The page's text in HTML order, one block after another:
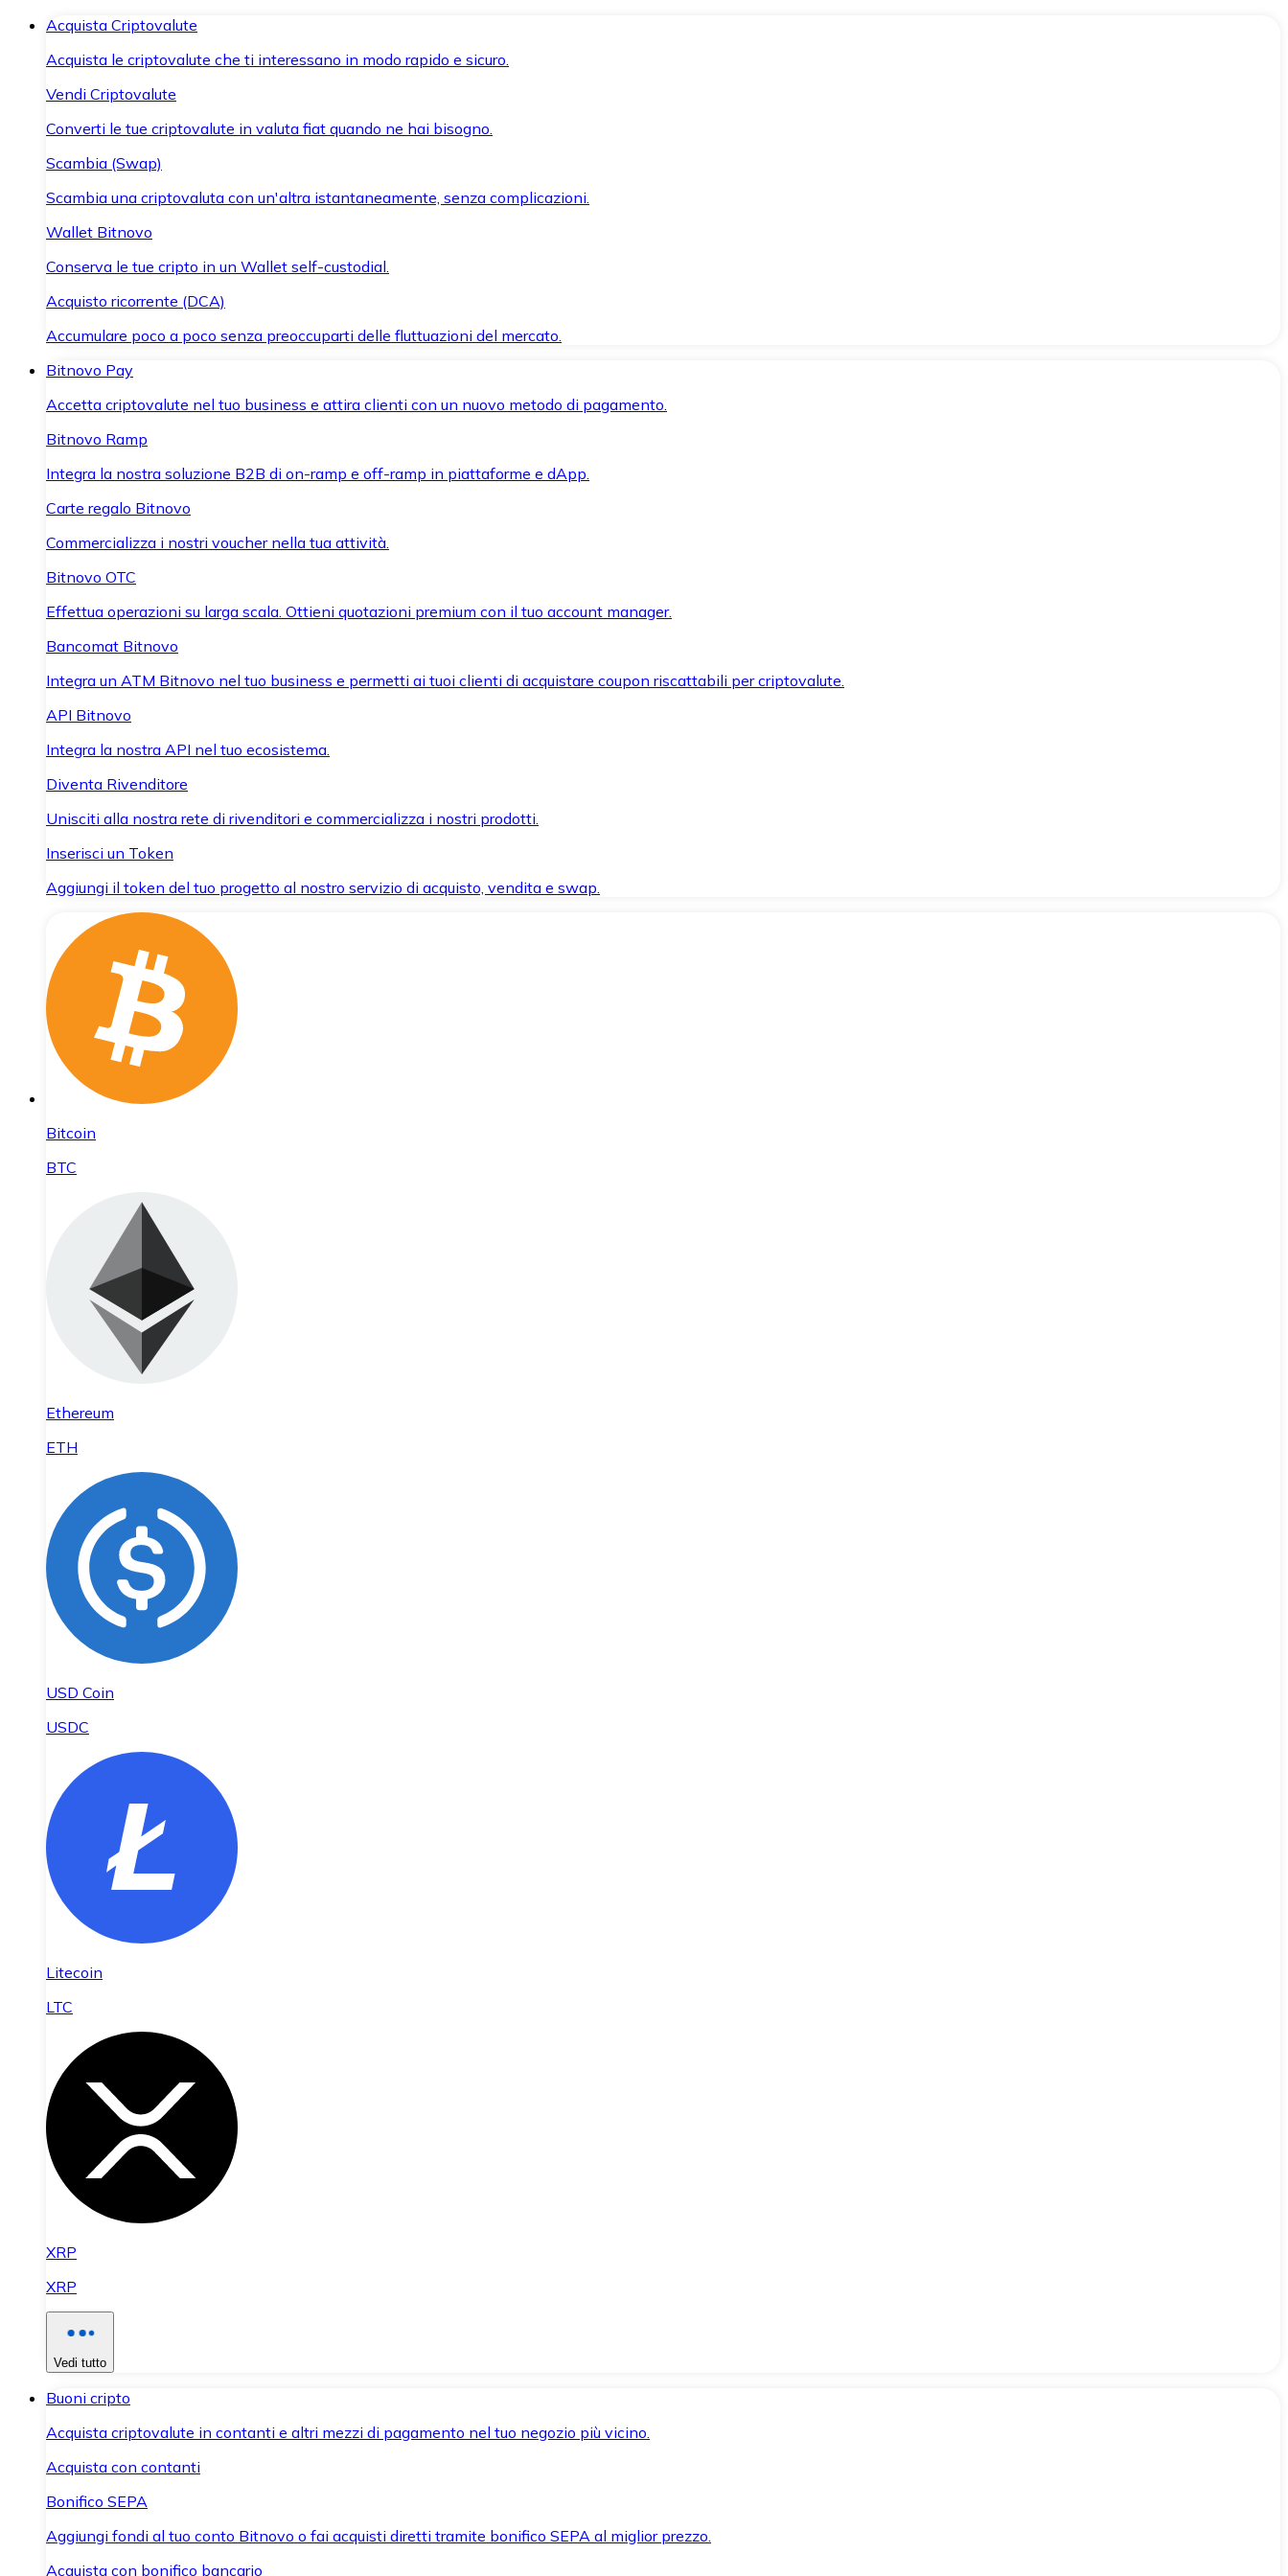
Acquista Criptovalute
Acquista le criptovalute che ti interessano in modo rapido e sicuro.
Vendi Criptovalute
Converti le tue criptovalute in valuta fiat quando ne hai bisogno.
Scambia (Swap)
Scambia una criptovaluta con un'altra istantaneamente, senza complicazioni.
Wallet Bitnovo
Conserva le tue cripto in un Wallet self-custodial.
Acquisto ricorrente (DCA)
Accumulare poco a poco senza preoccuparti delle fluttuazioni del mercato.
Bitnovo Pay
Accetta criptovalute nel tuo business e attira clienti con un nuovo metodo di pagamento.
Bitnovo Ramp
Integra la nostra soluzione B2B di on-ramp e off-ramp in piattaforme e dApp.
Carte regalo Bitnovo
Commercializza i nostri voucher nella tua attività.
Bitnovo OTC
Effettua operazioni su larga scala. Ottieni quotazioni premium con il tuo account manager.
Bancomat Bitnovo
Integra un ATM Bitnovo nel tuo business e permetti ai tuoi clienti di acquistare coupon riscattabili per criptovalute.
API Bitnovo
Integra la nostra API nel tuo ecosistema.
Diventa Rivenditore
Unisciti alla nostra rete di rivenditori e commercializza i nostri prodotti.
Inserisci un Token
Aggiungi il token del tuo progetto al nostro servizio di acquisto, vendita e swap.
Bitcoin
BTC
Ethereum
ETH
USD Coin
USDC
Litecoin
LTC
XRP
XRP
Vedi tutto
Buoni cripto
Acquista criptovalute in contanti e altri mezzi di pagamento nel tuo negozio più vicino.
Acquista con contanti
Bonifico SEPA
Aggiungi fondi al tuo conto Bitnovo o fai acquisti diretti tramite bonifico SEPA al miglior prezzo.
Acquista con bonifico bancario